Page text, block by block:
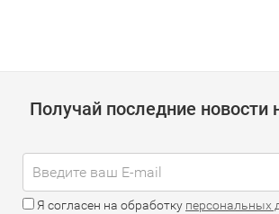
### 2.Современные банкноты
Номиналы
банкноты следующих номиналов:
иен.
Получай последние новости
Я согласен на обработку персональных